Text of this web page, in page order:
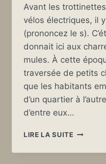
Avant les
vélos électriques, il
(prononcez le s).
donnait ici aux
mules. À cette
traversée de petits
que les habitants
d’un quartier à
d’entre eux…
LIRE LA SUITEAVANT
ROUTE